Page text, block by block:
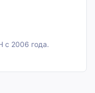
с 2006 года.